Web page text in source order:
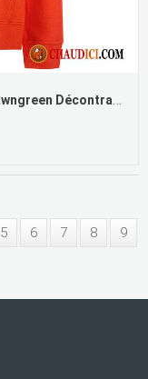
Sweat À Capuche Homme A Capuche Lawngreen Décontractée Mode Hoodies Impression Capuche
5 6 7 8
9